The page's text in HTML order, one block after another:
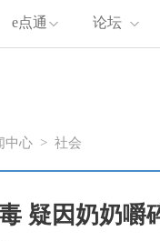
e点通 论坛
中心 > 社会
疑因奶奶嚼